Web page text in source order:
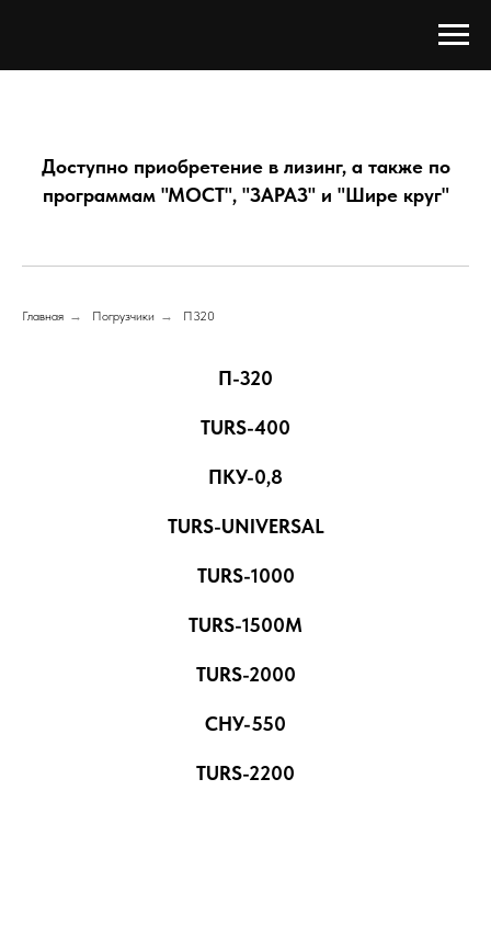
Доступно приобретение в лизинг, а также по
программам "МОСТ", "ЗАРАЗ" и "Шире круг"
Главная → Погрузчики → П320
П-320
TURS-400
ПКУ-0,8
TURS-UNIVERSAL
TURS-1000
TURS-1500M
TURS-2000
СНУ-550
TURS-2200